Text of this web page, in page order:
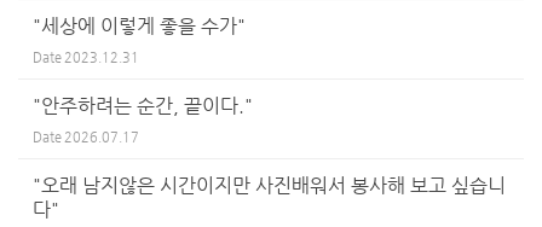
"세상에 이렇게 좋을 수가"
Date 2023.12.31
"안주하려는 순간, 끝이다."
Date 2026.07.17
"오래 남지않은 시간이지만 사진배워서 봉사해 보고 싶습니
다"